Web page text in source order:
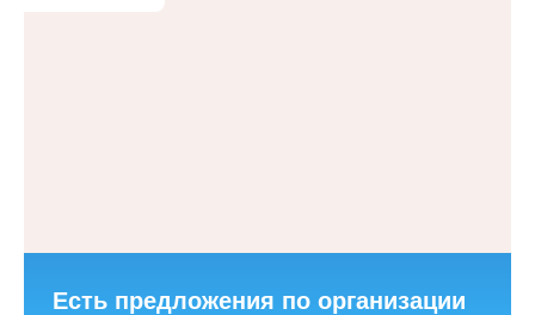
Есть предложения по организации